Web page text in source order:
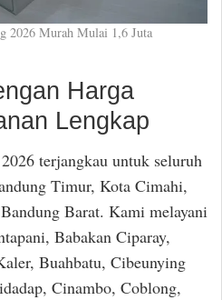
2026 Murah Mulai 1,6 Juta
Harga
Lengkap
2026 terjangkau untuk seluruh
Timur, Kota Cimahi,
Barat. Kami melayani
Babakan Ciparay,
Buahbatu, Cibeunying
Cinambo, Coblong,